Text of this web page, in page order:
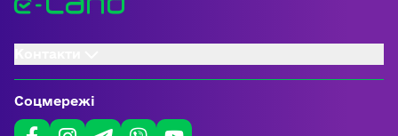
Соцмережі